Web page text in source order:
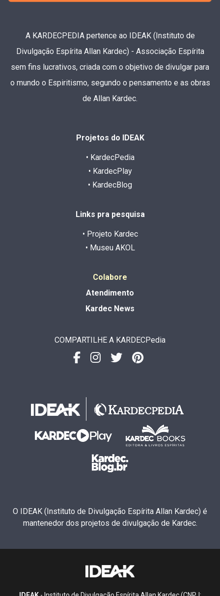
A KARDECPEDIA pertence ao IDEAK (Instituto de
Divulgação Espírita Allan Kardec) - Associação Espírita
sem fins lucrativos, criada com o objetivo de divulgar para
o mundo o Espiritismo, segundo o pensamento e as obras
de Allan Kardec.
Projetos do IDEAK
• KardecPedia
• KardecPlay
• KardecBlog
Links pra pesquisa
• Projeto Kardec
• Museu AKOL
Colabore
Atendimento
Kardec News
COMPARTILHE A KARDECPedia
O IDEAK (Instituto de Divulgação Espírita Allan Kardec) é
mantenedor dos projetos de divulgação de Kardec.